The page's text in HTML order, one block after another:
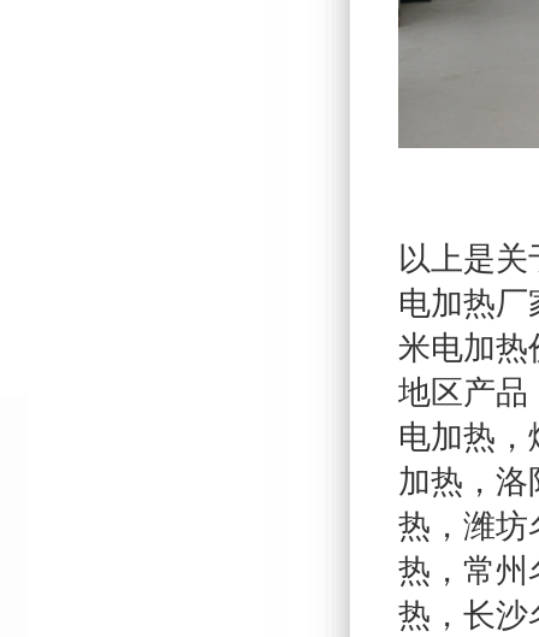
以上是
电加热
米电加热
地区产
电加热 ，
加热 ， 洛
热 ， 潍坊
热 ， 常州
热 ， 长沙